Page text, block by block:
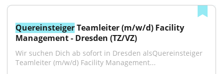
Quereinsteiger Teamleiter (m/w/d) Facility
Management - Dresden (TZ/VZ)
Wir suchen Dich ab sofort in Dresden alsQuereinsteiger
Teamleiter (m/w/d) Facility Management...